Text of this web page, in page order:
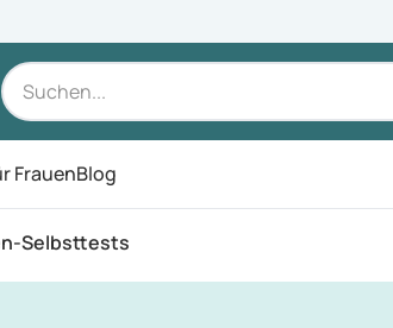
FrauenBlog
Selbsttests